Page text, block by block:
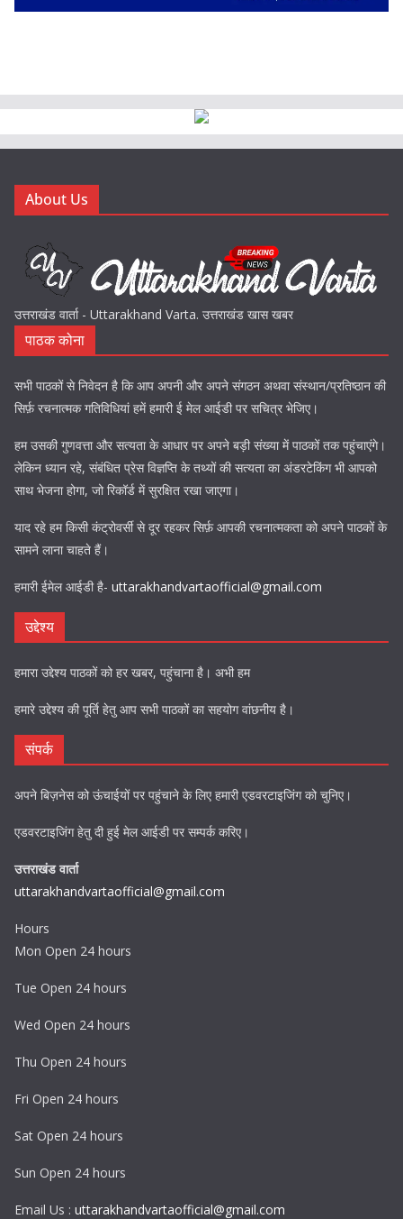
About Us
उत्तराखंड वार्ता - Uttarakhand Varta. उत्तराखंड खास खबर
पाठक कोना
सभी पाठकों से निवेदन है कि आप अपनी और अपने संगठन अथवा संस्थान/प्रतिष्ठान की
सिर्फ़ रचनात्मक गतिविधियां हमें हमारी ई मेल आईडी पर सचित्र भेजिए।
हम उसकी गुणवत्ता और सत्यता के आधार पर अपने बड़ी संख्या में पाठकों तक पहुंचाएंगे।
लेकिन ध्यान रहे, संबंधित प्रेस विज्ञप्ति के तथ्यों की सत्यता का अंडरटेकिंग भी आपको
साथ भेजना होगा, जो रिकॉर्ड में सुरक्षित रखा जाएगा।
याद रहे हम किसी कंट्रोवर्सी से दूर रहकर सिर्फ़ आपकी रचनात्मकता को अपने पाठकों के
सामने लाना चाहते हैं।
हमारी ईमेल आईडी है- uttarakhandvartaofficial@gmail.com
उद्देश्य
हमारा उद्देश्य पाठकों को हर खबर, पहुंचाना है। अभी हम
हमारे उद्देश्य की पूर्ति हेतु आप सभी पाठकों का सहयोग वांछनीय है।
संपर्क
अपने बिज़नेस को ऊंचाईयों पर पहुंचाने के लिए हमारी एडवरटाइजिंग को चुनिए।
एडवरटाइजिंग हेतु दी हुई मेल आईडी पर सम्पर्क करिए।
उत्तराखंड वार्ता
uttarakhandvartaofficial@gmail.com
Hours
Mon Open 24 hours
Tue Open 24 hours
Wed Open 24 hours
Thu Open 24 hours
Fri Open 24 hours
Sat Open 24 hours
Sun Open 24 hours
Email Us : uttarakhandvartaofficial@gmail.com